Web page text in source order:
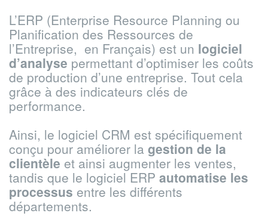
L’ERP (Enterprise Resource Planning ou
Planification des Ressources de
l’Entreprise, en Français) est un logiciel
d’analyse permettant d’optimiser les coûts
de production d’une entreprise. Tout cela
grâce à des indicateurs clés de
performance.
Ainsi, le logiciel CRM est spécifiquement
conçu pour améliorer la gestion de la
clientèle et ainsi augmenter les ventes,
tandis que le logiciel ERP automatise les
processus entre les différents
départements.